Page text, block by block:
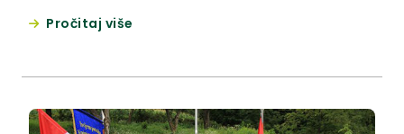
na dlanu.
Pročitaj više